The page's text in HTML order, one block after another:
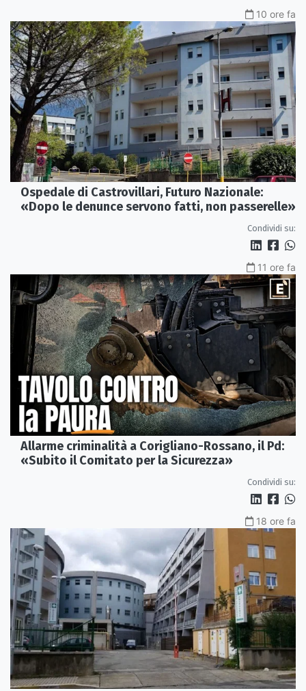
10 ore fa
Ospedale di Castrovillari, Futuro Nazionale:
«Dopo le denunce servono fatti, non passerelle»
Condividi su:
11 ore fa
Allarme criminalità a Corigliano-Rossano, il Pd:
«Subito il Comitato per la Sicurezza»
Condividi su:
18 ore fa